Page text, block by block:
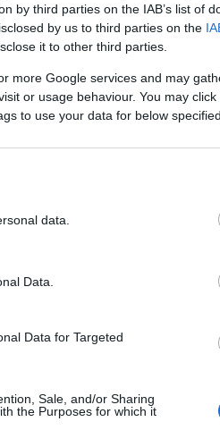
by third parties on the IAB’s list of
by us to third parties on the
it to other third parties.
more Google services and may
or usage behaviour. You may
to use your data for below
data.
Data.
Data for Targeted
Sale, and/or Sharing
the Purposes for which it
producendo una
Cloud Next tenutosi
mostrati come
a casi d’uso